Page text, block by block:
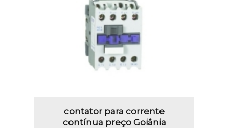
contator para corrente
contínua preço Goiânia